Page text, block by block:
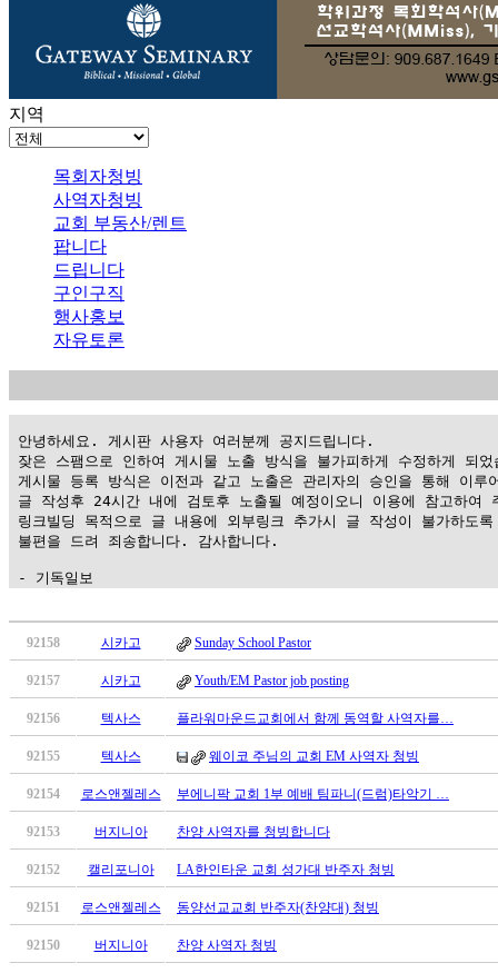
지역
목회자청빙
사역자청빙
교회 부동산/렌트
팝니다
드립니다
구인구직
행사홍보
자유토론
안녕하세요. 게시판 사용자 여러분께 공지드립니다.
잦은 스팸으로 인하여 게시물 노출 방식을 불가피하게 수정하게 되었
게시물 등록 방식은 이전과 같고 노출은 관리자의 승인을 통해 이루
글 작성후 24시간 내에 검토후 노출될 예정이오니 이용에 참고하여
링크빌딩 목적으로 글 내용에 외부링크 추가시 글 작성이 불가하도
불편을 드려 죄송합니다. 감사합니다.
- 기독일보
만
은
꼴
밍
넷
minky
92158 시카고 Sunday School Pastor
92157 시카고 Youth/EM Pastor job posting
92156 텍사스 플라워마운드교회에서 함께 동역할 사역자를…
92155 텍사스 웨이코 주님의 교회 EM 사역자 청빙
92154 로스앤젤레스 부에니팍 교회 1부 예배 팀파니(드럼)타악기 …
92153 버지니아 찬양 사역자를 청빙합니다
92152 캘리포니아 LA한인타운 교회 성가대 반주자 청빙
92151 로스앤젤레스 동양선교교회 반주자(찬양대) 청빙
92150 버지니아 찬양 사역자 청빙